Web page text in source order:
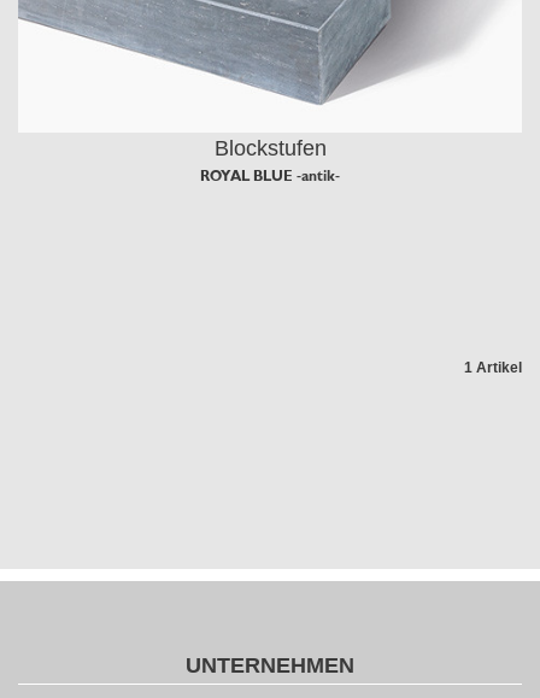
Blockstufen
ROYAL BLUE -antik-
1 Artikel
UNTERNEHMEN